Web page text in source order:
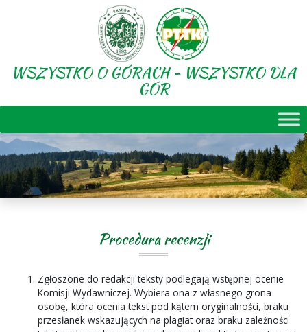
WSZYSTKO O GÓRACH - WSZYSTKO DLA
GÓR
Procedura recenzji
Zgłoszone do redakcji teksty podlegają wstępnej ocenie
Komisji Wydawniczej. Wybiera ona z własnego grona
osobę, która ocenia tekst pod kątem oryginalności, braku
przesłanek wskazujących na plagiat oraz braku zależności